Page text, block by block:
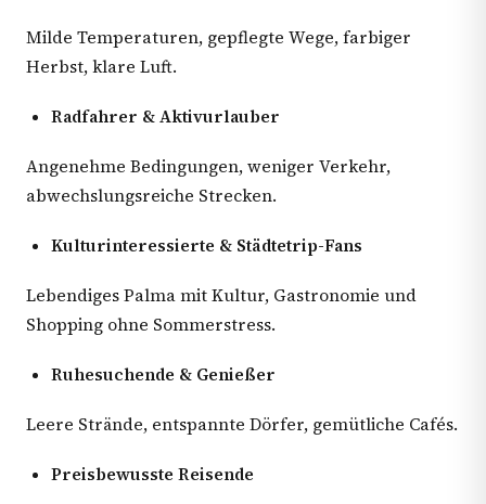
Milde Temperaturen, gepflegte Wege, farbiger
Herbst, klare Luft.
Radfahrer & Aktivurlauber
Angenehme Bedingungen, weniger Verkehr,
abwechslungsreiche Strecken.
Kulturinteressierte & Städtetrip-Fans
Lebendiges Palma mit Kultur, Gastronomie und
Shopping ohne Sommerstress.
Ruhesuchende & Genießer
Leere Strände, entspannte Dörfer, gemütliche Cafés.
Preisbewusste Reisende